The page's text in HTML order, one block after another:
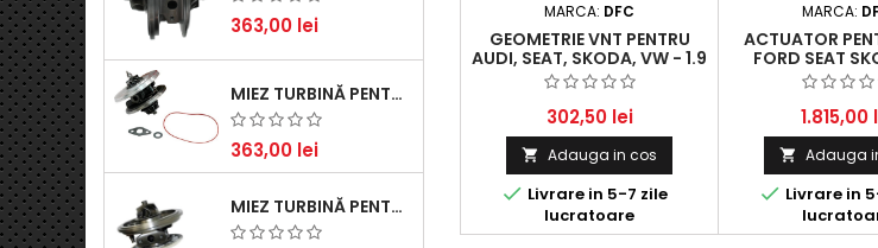
363,00 lei
MIEZ TURBINĂ PENTRU CITROËN, FORD, MAZDA, MINI, PEUGEOT ȘI VOLVO - MOTORIZĂRI 1.6 HDI ȘI 1.6 D
363,00 lei
MIEZ TURBINĂ PENTRU AUDI, SEAT, SKODA ȘI VOLKSWAGEN - MOTORIZĂRI 2.0 TDI 103KW 140CP
MARCA: DFC
GEOMETRIE VNT PENTRU
AUDI, SEAT, SKODA, VW - 1.9
TDI (2003 - 2010)
302,50 lei
 Adauga in cos
 Livrare in 5-7 zile
lucratoare
MARCA:
ACTUATOR
FORD SEAT
GOLF / PASSAT /
ALTELE - 1.9 L /
1.815,00
 Adauga
 Livrare in